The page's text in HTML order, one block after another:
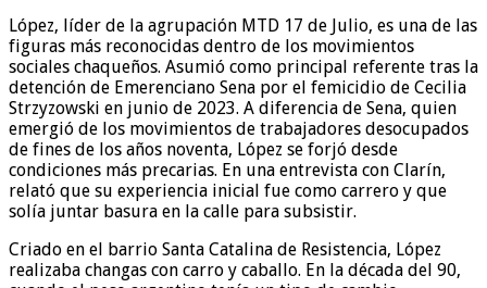
López, líder de la agrupación MTD 17 de Julio, es una de las
figuras más reconocidas dentro de los movimientos
sociales chaqueños. Asumió como principal referente tras la
detención de Emerenciano Sena por el femicidio de Cecilia
Strzyzowski en junio de 2023. A diferencia de Sena, quien
emergió de los movimientos de trabajadores desocupados
de fines de los años noventa, López se forjó desde
condiciones más precarias. En una entrevista con Clarín,
relató que su experiencia inicial fue como carrero y que
solía juntar basura en la calle para subsistir.
Criado en el barrio Santa Catalina de Resistencia, López
realizaba changas con carro y caballo. En la década del 90,